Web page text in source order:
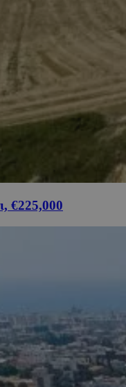
€225,000